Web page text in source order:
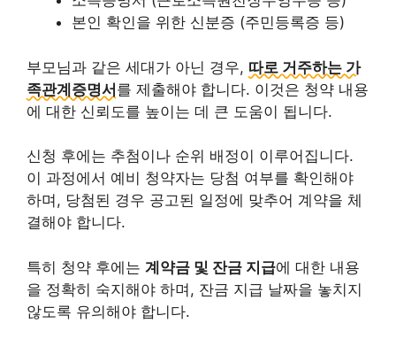
본인 확인을 위한 신분증 (주민등록증 등)
부모님과 같은 세대가 아닌 경우, 따로 거주하는 가
족관계증명서를 제출해야 합니다. 이것은 청약 내용
에 대한 신뢰도를 높이는 데 큰 도움이 됩니다.
신청 후에는 추첨이나 순위 배정이 이루어집니다.
이 과정에서 예비 청약자는 당첨 여부를 확인해야
하며, 당첨된 경우 공고된 일정에 맞추어 계약을 체
결해야 합니다.
특히 청약 후에는 계약금 및 잔금 지급에 대한 내용
을 정확히 숙지해야 하며, 잔금 지급 날짜을 놓치지
않도록 유의해야 합니다.